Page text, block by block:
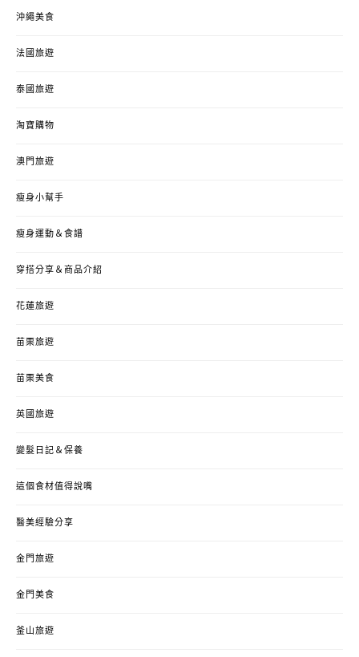
沖繩美食
法國旅遊
泰國旅遊
淘寶購物
澳門旅遊
瘦身小幫手
瘦身運動＆食譜
穿搭分享＆商品介紹
花蓮旅遊
苗栗旅遊
苗栗美食
英國旅遊
變髮日記＆保養
這個食材值得說嘴
醫美經驗分享
金門旅遊
金門美食
釜山旅遊